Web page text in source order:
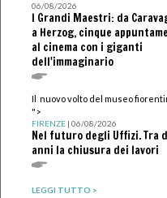
06/08/2026
I Grandi Maestri: da
a Herzog, cinque
al cinema con i giganti
dell'immaginario
Il nuovo volto del museo
">
FIRENZE| 06/08/2026
Nel futuro degli Uffizi. Tra
anni la chiusura dei lavori
LEGGI TUTTO >